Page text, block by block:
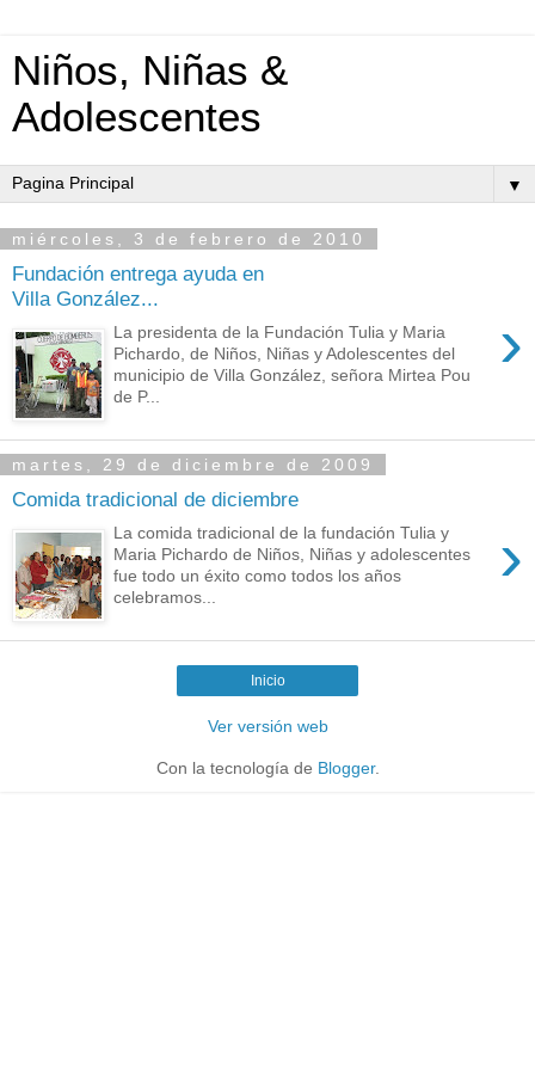
Niños, Niñas &
Adolescentes
▼
miércoles, 3 de febrero de 2010
Fundación entrega ayuda en
Villa González...
›
La presidenta de la Fundación Tulia y Maria
Pichardo, de Niños, Niñas y Adolescentes del
municipio de Villa González, señora Mirtea Pou
de P...
martes, 29 de diciembre de 2009
Comida tradicional de diciembre
›
La comida tradicional de la fundación Tulia y
Maria Pichardo de Niños, Niñas y adolescentes
fue todo un éxito como todos los años
celebramos...
Inicio
Ver versión web
Con la tecnología de Blogger.